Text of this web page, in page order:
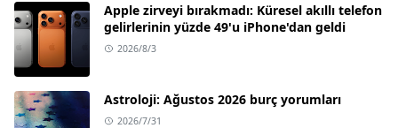
Apple zirveyi bırakmadı: Küresel akıllı telefon
gelirlerinin yüzde 49'u iPhone'dan geldi
2026/8/3
Astroloji: Ağustos 2026 burç yorumları
2026/7/31